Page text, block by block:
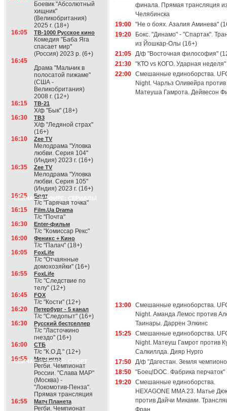
Боевик "Абсолютный
хищник"
(Великобритания)
2025 г. (18+)
16:05
ТВ-1000 Русское кино
Комедия "Баба Яга
спасает мир"
(Россия) 2023 р. (6+)
16:45
Драма "Мальчик в
полосатой пижаме"
(США -
Великобритания)
2008 г. (12+)
16:15
ТВ-21
Х/ф "Бык" (18+)
16:30
ТВ3
Х/ф "Ледяной страх"
(16+)
16:10
Zee TV
Мелодрама "Уловка
любви. Серия 104"
(Индия) 2023 г. (16+)
16:35
Zee TV
Мелодрама "Уловка
любви. Серия 105"
(Индия) 2023 г. (16+)
СЕЙЧАС В ЭФИРЕ: СЕРИАЛЫ
16:25 Болт
Т/с "Гарячая точка"
16:15
Film.Ua Drama
Т/с "Почта"
16:30
Enter-фильм
Т/с "Комиссар Рекс"
16:00
Феникс + Кино
Т/с "Палач" (18+)
16:05
FoxLife
Т/с "Отчаянные
домохозяйки" (16+)
16:55
FoxLife
Т/с "Следствие по
телу" (12+)
16:45
FOX
Т/с "Кости" (12+)
16:20
Петербург - 5 канал
Т/с "Следопыт" (16+)
16:30
Русский бестселлер
Т/с "Ласточкино
гнездо" (16+)
16:00
СТБ
Т/с "К.О.Д." (12+)
СЕЙЧАС В ЭФИРЕ: СПОРТ
16:55 Матч игра
Регби. Чемпионат
России. "Слава МАР"
(Москва) -
"Локомотив-Пенза".
Прямая трансляция
16:55
Матч Планета
Регби. Чемпионат
финала. Прямая трансляция
Челябинска
19:00 "Не о боях. Азалия Аминева"
19:20
Бокс. "Динамо" - "Спартак".
из Йошкар-Олы (16+)
21:05 Д/ф "Восточная философия"
21:30 "КТО vs КОГО. Ударная неделя"
22:00 Смешанные единоборства.
Night. Чарльз Оливейра против
Матеуша Гамрота. Дейвесон
13:00 Смешанные единоборства.
Night. Аманда Лемос против
Таинары. Даррен Элкинс
15:25 Смешанные единоборства.
Night. Матеуш Гамрот против
Салкиллда. Дияр Нурго
17:50 Д/ф "Дагестан. Земля
18:50 "Боец!DOC. Фабрика перчаток"
19:20 Смешанные единоборства.
HEXAGONE MMA 23. Матье
против Дайчи Миками.
Фран